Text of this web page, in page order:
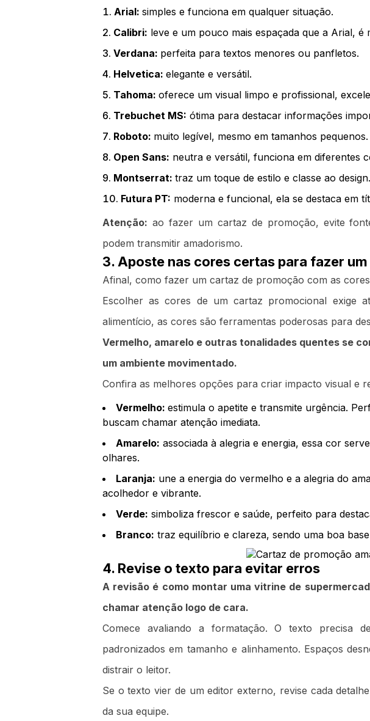
Arial: simples e funciona em qualquer situação.
Calibri: leve e um pouco mais espaçada que a Arial, é
Verdana: perfeita para textos menores ou panfletos.
Helvetica: elegante e versátil.
Tahoma: oferece um visual limpo e profissional,
Trebuchet MS: ótima para destacar informações
Roboto: muito legível, mesmo em tamanhos pequenos.
Open Sans: neutra e versátil, funciona em diferentes
Montserrat: traz um toque de estilo e classe ao design.
Futura PT: moderna e funcional, ela se destaca em
Atenção: ao fazer um cartaz de promoção, evite
podem transmitir amadorismo.
3. Aposte nas cores certas para fazer
Afinal, como fazer um cartaz de promoção com as
Escolher as cores de um cartaz promocional exige
alimentício, as cores são ferramentas poderosas para
Vermelho, amarelo e outras tonalidades quentes se
um ambiente movimentado.
Confira as melhores opções para criar impacto visual e
Vermelho: estimula o apetite e transmite urgência.
buscam chamar atenção imediata.
Amarelo: associada à alegria e energia, essa cor
olhares.
Laranja: une a energia do vermelho e a alegria do
acolhedor e vibrante.
Verde: simboliza frescor e saúde, perfeito para
Branco: traz equilíbrio e clareza, sendo uma boa
4. Revise o texto para evitar erros
A revisão é como montar uma vitrine de
chamar atenção logo de cara.
Comece avaliando a formatação. O texto precisa
padronizados em tamanho e alinhamento. Espaços
distrair o leitor.
Se o texto vier de um editor externo, revise cada
da sua equipe.